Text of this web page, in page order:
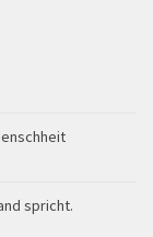
spricht.